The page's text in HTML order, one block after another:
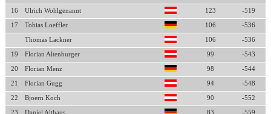
16 Ulrich Wohlgenannt 123 -519
17 Tobias Loeffler 106 -536
Thomas Lackner 106 -536
19 Florian Altenburger 99 -543
20 Florian Menz 98 -544
21 Florian Gugg 94 -548
22 Bjoern Koch 90 -552
23 Daniel Althaus 83 -559